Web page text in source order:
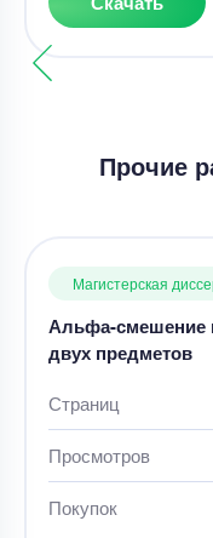
Прочие
Магистерская
Альфа-смешение
двух предметов
Страниц
Просмотров
Покупок